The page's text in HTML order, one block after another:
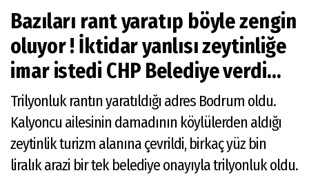
Günün
Haberleri
Etkinlikler
Bazıları rant yaratıp böyle zengin
oluyor ! İktidar yanlısı zeytinliğe
imar istedi CHP Belediye verdi...
Trilyonluk rantın yaratıldığı adres Bodrum oldu.
Kalyoncu ailesinin damadının köylülerden aldığı
zeytinlik turizm alanına çevrildi, birkaç yüz bin
liralık arazi bir tek belediye onayıyla trilyonluk oldu.